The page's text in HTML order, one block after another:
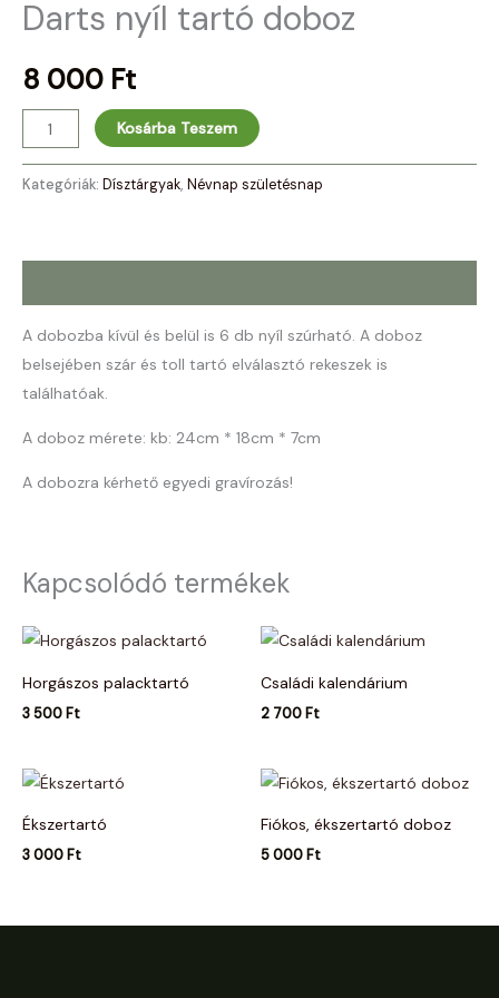
Darts nyíl tartó doboz
8 000 Ft
Kosárba Teszem
Kategóriák: Dísztárgyak, Névnap születésnap
A dobozba kívül és belül is 6 db nyíl szúrható. A doboz
belsejében szár és toll tartó elválasztó rekeszek is
találhatóak.
A doboz mérete: kb: 24cm * 18cm * 7cm
A dobozra kérhető egyedi gravírozás!
Kapcsolódó termékek
Horgászos palacktartó
3 500 Ft
Családi kalendárium
2 700 Ft
Ékszertartó
3 000 Ft
Fiókos, ékszertartó doboz
5 000 Ft